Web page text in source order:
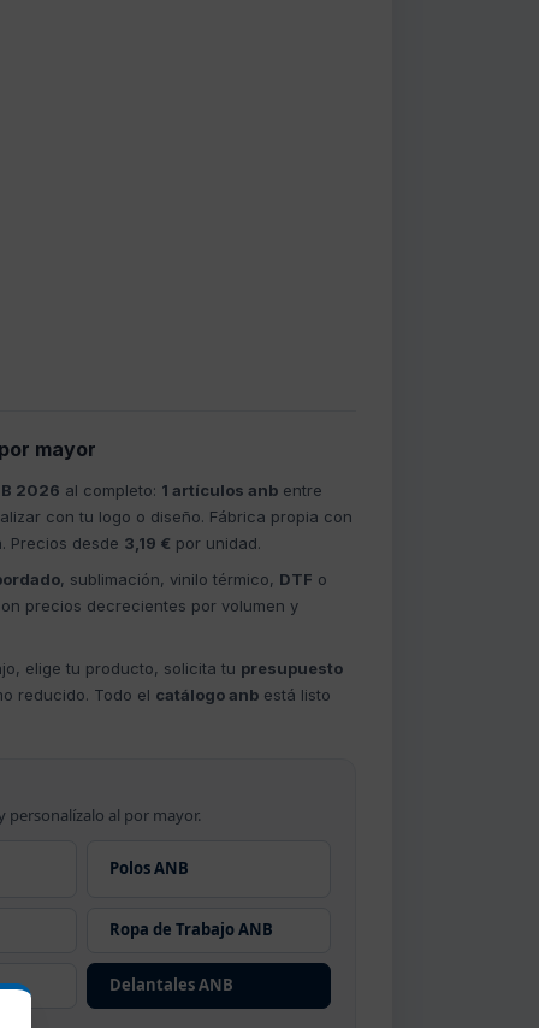
mayor
2026 al completo: 1 artículos anb entre
con tu logo o diseño. Fábrica propia con
Precios desde 3,19 € por unidad.
, sublimación, vinilo térmico, DTF o
precios decrecientes por volumen y
elige tu producto, solicita tu presupuesto
reducido. Todo el catálogo anb está listo
personalízalo al por mayor.
Polos ANB
Ropa de Trabajo ANB
Delantales ANB